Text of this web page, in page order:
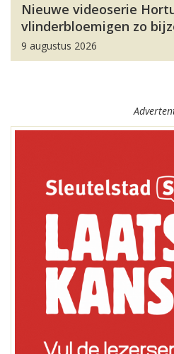
Nieuwe videoserie
vlinderbloemigen zo
9 augustus 2026